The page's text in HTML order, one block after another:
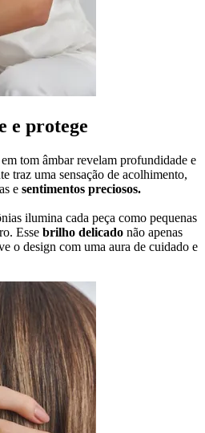
e protege
tom âmbar revelam profundidade e
traz uma sensação de acolhimento,
e sentimentos preciosos.
ilumina cada peça como pequenas
Esse brilho delicado não apenas
o design com uma aura de cuidado e